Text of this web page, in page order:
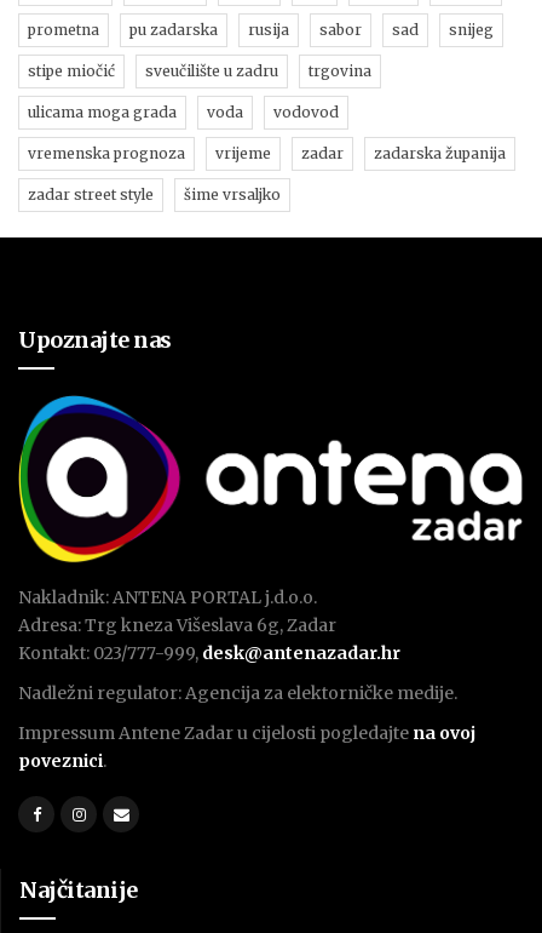
prometna pu zadarska rusija sabor sad snijeg
stipe miočić sveučilište u zadru trgovina
ulicama moga grada voda vodovod
vremenska prognoza vrijeme zadar zadarska županija
zadar street style šime vrsaljko
Upoznajte nas
Nakladnik: ANTENA PORTAL j.d.o.o.
Adresa: Trg kneza Višeslava 6g, Zadar
Kontakt: 023/777-999, desk@antenazadar.hr
Nadležni regulator: Agencija za elektorničke medije.
Impressum Antene Zadar u cijelosti pogledajte na ovoj
poveznici.
Najčitanije